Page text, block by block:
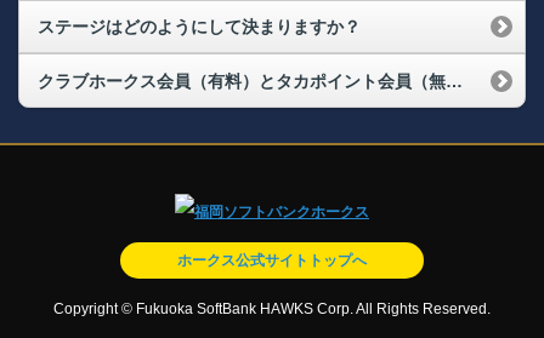
ステージはどのようにして決まりますか？
クラブホークス会員（有料）とタカポイント会員（無料）の違いは何ですか？
ホークス公式サイトトップへ
Copyright © Fukuoka SoftBank HAWKS Corp. All Rights Reserved.